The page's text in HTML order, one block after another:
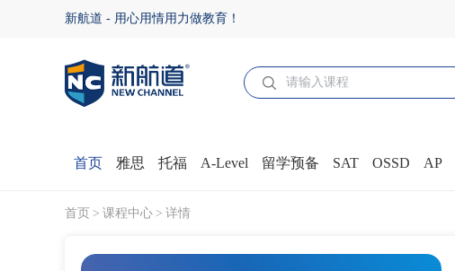
新航道 - 用心用情用力做教育！
首页 雅思 托福 A-Level 留学预备 SAT OSSD AP
首页 课程中心 详情